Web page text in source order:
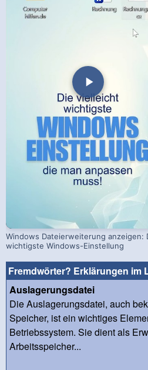
Windows Dateierweiterung anzeigen:
wichtigste Windows-Einstellung
Fremdwörter? Erklärungen im
Auslagerungsdatei
Die Auslagerungsdatei, auch
Speicher, ist ein wichtiges
Betriebssystem. Sie dient als
Arbeitsspeicher...